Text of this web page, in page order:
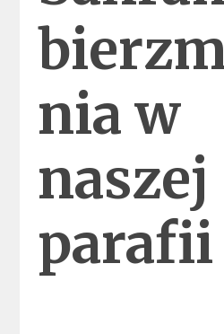
nia w
naszej
parafii